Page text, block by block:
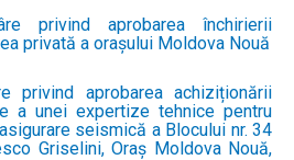
privind aprobarea închirierii
privată a orașului Moldova Nouă
privind aprobarea achiziționării
a unei expertize tehnice pentru
seismică a Blocului nr. 34
Griselini, Oraș Moldova Nouă,